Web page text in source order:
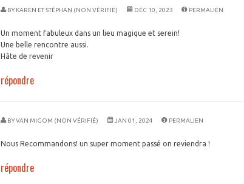
BY KAREN ET STÉPHAN (NON VÉRIFIÉ) DÉC 10, 2023 PERMALIEN
Un moment fabuleux dans un lieu magique et serein!
Une belle rencontre aussi.
Hâte de revenir
répondre
BYVAN MIGOM (NON VÉRIFIÉ) JAN 01, 2024 PERMALIEN
Nous Recommandons! un super moment passé on reviendra !
répondre